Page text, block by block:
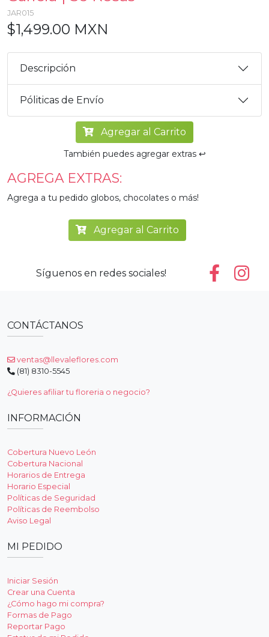
JAR015
$1,499.00 MXN
Descripción
Póliticas de Envío
Agregar al Carrito
También puedes agregar extras ↩️
AGREGA EXTRAS:
Agrega a tu pedido globos, chocolates o más!
Agregar al Carrito
Síguenos en redes sociales!
CONTÁCTANOS
ventas@llevaleflores.com
(81) 8310-5545
¿Quieres afiliar tu floreria o negocio?
INFORMACIÓN
Cobertura Nuevo León
Cobertura Nacional
Horarios de Entrega
Horario Especial
Políticas de Seguridad
Políticas de Reembolso
Aviso Legal
MI PEDIDO
Iniciar Sesión
Crear una Cuenta
¿Cómo hago mi compra?
Formas de Pago
Reportar Pago